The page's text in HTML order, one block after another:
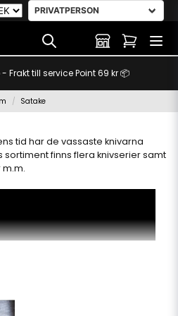
Frakt till service Point 69 kr 📦
Satake
tid har de vassaste knivarna
sortiment finns flera knivserier samt